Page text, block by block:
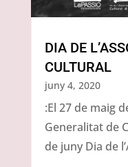
DIA DE
CULTURAL
juny 4, 2020
:El 27 de maig
Generalitat de
de juny Dia de